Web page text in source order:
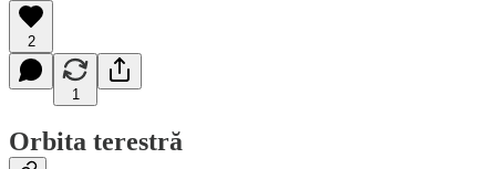
2
1
Orbita terestră